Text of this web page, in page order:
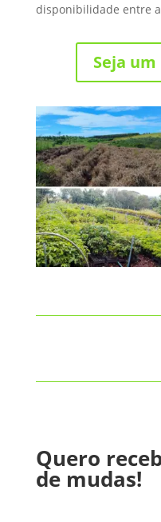
disponibilidade entre
Seja
Quero
de mudas!